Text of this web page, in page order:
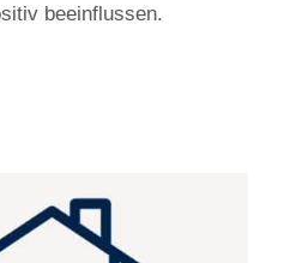
beeinflussen.